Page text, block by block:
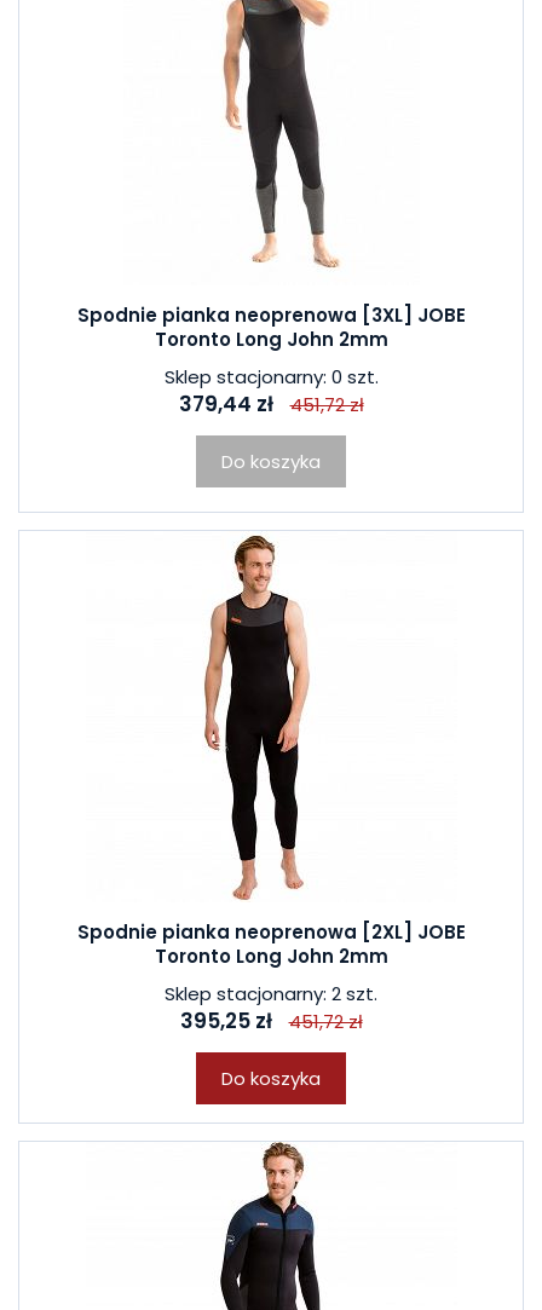
Spodnie pianka neoprenowa [3XL] JOBE
Toronto Long John 2mm
Sklep stacjonarny: 0 szt.
379,44 zł 451,72 zł
Do koszyka
Spodnie pianka neoprenowa [2XL] JOBE
Toronto Long John 2mm
Sklep stacjonarny: 2 szt.
395,25 zł 451,72 zł
Do koszyka